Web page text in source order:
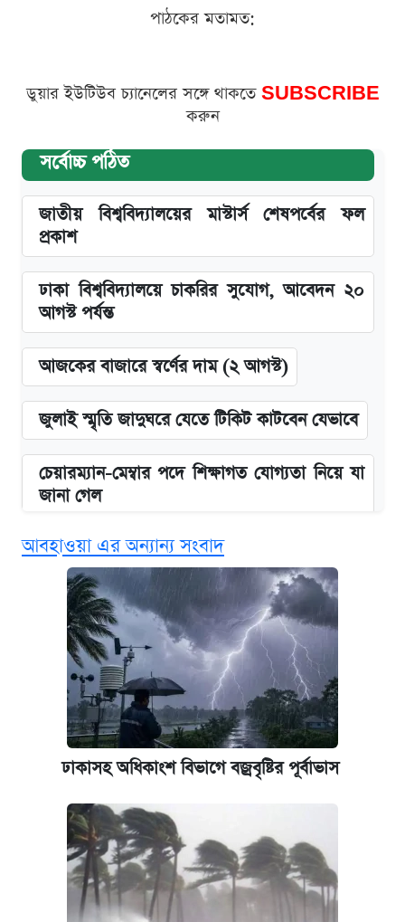
পাঠকের মতামত:
ডুয়ার ইউটিউব চ্যানেলের সঙ্গে থাকতে SUBSCRIBE
করুন
সর্বোচ্চ পঠিত
জাতীয় বিশ্ববিদ্যালয়ের মাস্টার্স শেষপর্বের ফল
প্রকাশ
ঢাকা বিশ্ববিদ্যালয়ে চাকরির সুযোগ, আবেদন ২০
আগস্ট পর্যন্ত
আজকের বাজারে স্বর্ণের দাম (২ আগস্ট)
জুলাই স্মৃতি জাদুঘরে যেতে টিকিট কাটবেন যেভাবে
চেয়ারম্যান-মেম্বার পদে শিক্ষাগত যোগ্যতা নিয়ে যা
জানা গেল
ভাতা-উপবৃত্তির আবেদন শুরু, জেনে নিন পদ্ধতি
দেশের বাজারে ফের বেড়েছে সোনার দাম
‘গুলশানের চামেলি’ তে যৌনকর্মীর দালাল অ্যাডলফ
আজ শুক্রবার রাজধানীর যেসব মার্কেট-দোকানপাট
কবে শুরু হচ্ছে ঢাবির ভর্তি আবেদন, জানাল কর্তৃপক্ষ
ইপিএস প্রকাশ করেছে ঢাকা ব্যাংক
আজকের বাজারে স্বর্ণের দাম (৪ আগস্ট)
আবহাওয়া এর অন্যান্য সংবাদ
ঢাকাসহ অধিকাংশ বিভাগে বজ্রবৃষ্টির পূর্বাভাস